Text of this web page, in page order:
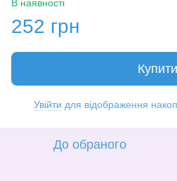
В наявності
252 грн
Купити
Увійти для відображення
До обраного